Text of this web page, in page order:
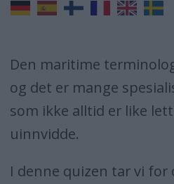
Den maritime
og det er mange
som ikke alltid er like
uinnvidde.
I denne quizen tar vi for